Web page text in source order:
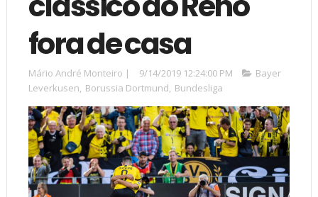
fora de casa
Mário André Monteiro | 9/14/2019 12:24:00 PM
Bayer
Leverkusen, Borussia Dortmund, Bundesliga